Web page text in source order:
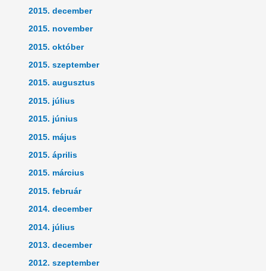
2015. december
2015. november
2015. október
2015. szeptember
2015. augusztus
2015. július
2015. június
2015. május
2015. április
2015. március
2015. február
2014. december
2014. július
2013. december
2012. szeptember